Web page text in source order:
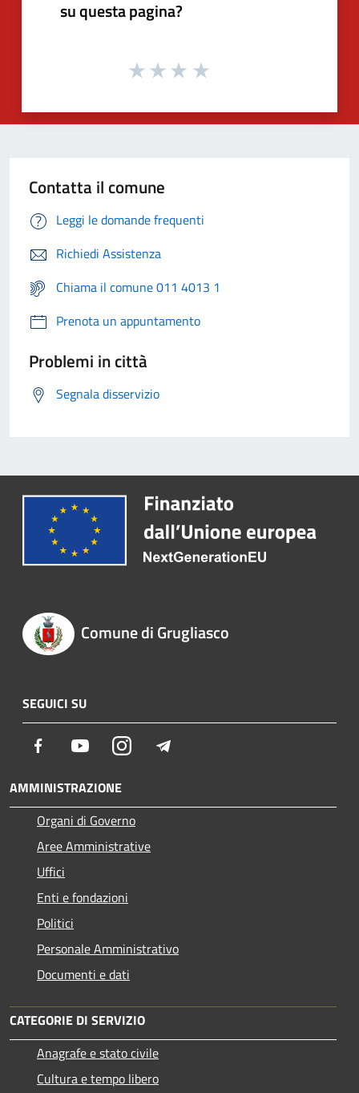
su questa pagina?
Contatta il comune
Leggi le domande frequenti
Richiedi Assistenza
Chiama il comune 011 4013 1
Prenota un appuntamento
Problemi in città
Segnala disservizio
Comune di Grugliasco
SEGUICI SU
Facebook YoutubeInstagram
AMMINISTRAZIONE
Organi di Governo
Aree Amministrative
Uffici
Enti e fondazioni
Politici
Personale Amministrativo
Documenti e dati
CATEGORIE DI SERVIZIO
Anagrafe e stato civile
Cultura e tempo libero